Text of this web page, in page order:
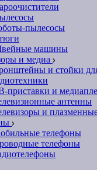
пылесосы
машины
и медиа
и стойки
приставки и
антенны
и
телефоны
телефоны